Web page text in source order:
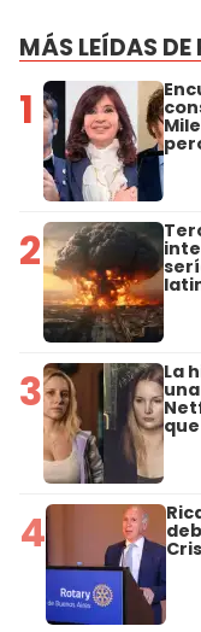
MÁS LEÍDAS DE
1
2
3 La
4